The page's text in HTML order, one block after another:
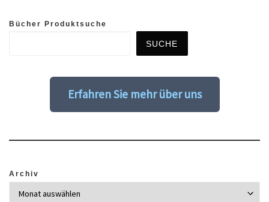
Bücher Produktsuche
SUCHE
Erfahren Sie mehr über uns
Archiv